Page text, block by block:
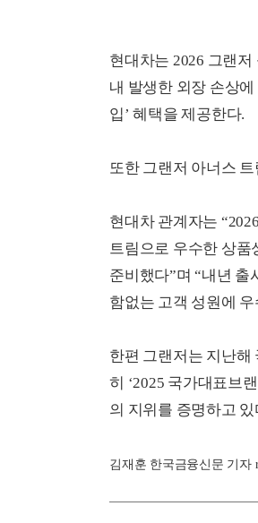
현대차는 2026 그랜
내 발생한 외장 손상
입’ 혜택을 제공한다.
또한 그랜저 아너스
현대차 관계자는
트림으로 우수한 상품
준비했다”며 “내년 출
함없는 고객 성원에
한편 그랜저는 지난해
히 ‘2025 국가대표브
의 지위를 증명하고 있
김재훈 한국금융신문 기자